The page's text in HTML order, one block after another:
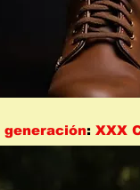
generación: XXX